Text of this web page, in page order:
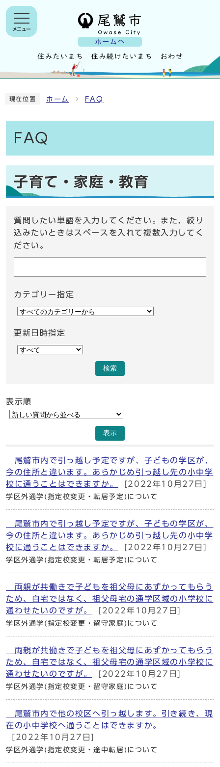
ホームへ
メニュー
現在位置 ホーム FAQ
FAQ
子育て・家庭・教育
質問したい単語を入力してください。また、絞り
込みたいときはスペースを入れて複数入力してく
ださい。
カテゴリー指定
更新日時指定
検索
表示順
表示
尾鷲市内で引っ越し予定ですが、子どもの学区が、
今の住所と違います。あらかじめ引っ越し先の小中学
校に通うことはできますか。
[2022年10月27日]
学区外通学(指定校変更・転居予定)について
尾鷲市内で引っ越し予定ですが、子どもの学区が、
今の住所と違います。あらかじめ引っ越し先の小中学
校に通うことはできますか。
[2022年10月27日]
学区外通学(指定校変更・転居予定)について
両親が共働きで子どもを祖父母にあずかってもらう
ため、自宅ではなく、祖父母宅の通学区域の小学校に
通わせたいのですが。
[2022年10月27日]
学区外通学(指定校変更・留守家庭)について
両親が共働きで子どもを祖父母にあずかってもらう
ため、自宅ではなく、祖父母宅の通学区域の小学校に
通わせたいのですが。
[2022年10月27日]
学区外通学(指定校変更・留守家庭)について
尾鷲市内で他の校区へ引っ越します。引き続き、現
在の小中学校へ通うことはできますか。
[2022年10月27日]
学区外通学(指定校変更・途中転居)について